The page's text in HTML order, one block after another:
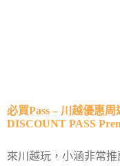
必買Pass – 川越優惠
DISCOUNT PASS
來川越玩，小涵非常